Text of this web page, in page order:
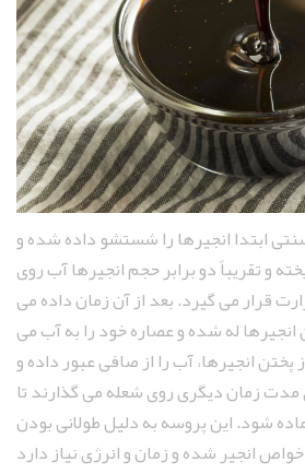
ابتدا انجیرها را شستشو داده شده و
و تقریباً دو برابر حجم انجیرها آب روی
قرار می‌ گیرد. بعد از آن زمان داده می
انجیرها له شده و عصاره خود را به آب می‌
انجیرها، آب را از صافی عبور داده و
زمان دیگری روی شعله می ‌گذارند تا
شود. این پروسه به دلیل طولانی بودن